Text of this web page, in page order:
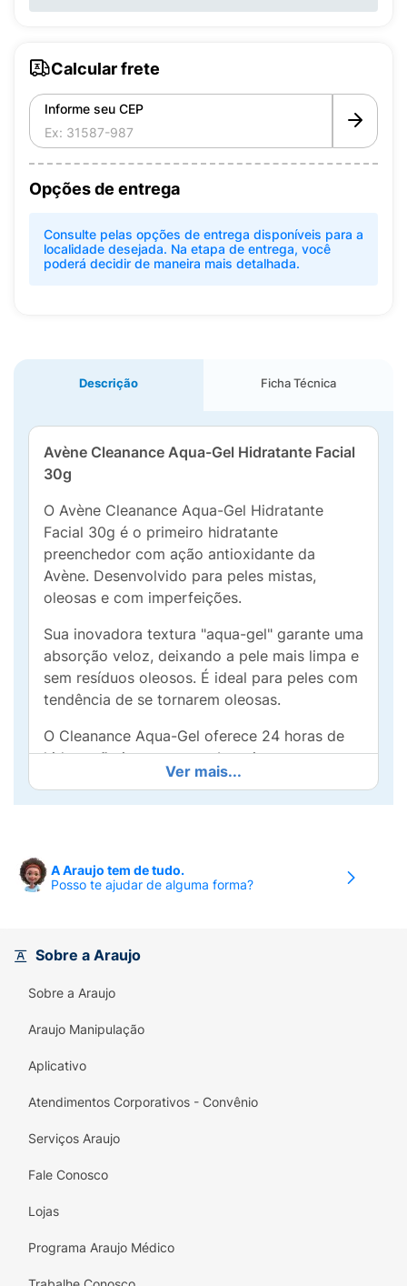
Calcular frete
Informe seu CEP
Opções de entrega
Consulte pelas opções de entrega disponíveis para a
localidade desejada. Na etapa de entrega, você
poderá decidir de maneira mais detalhada.
Descrição Ficha Técnica
Avène Cleanance Aqua-Gel Hidratante Facial
30g
O Avène Cleanance Aqua-Gel Hidratante
Facial 30g é o primeiro hidratante
preenchedor com ação antioxidante da
Avène. Desenvolvido para peles mistas,
oleosas e com imperfeições.
Sua inovadora textura "aqua-gel" garante uma
absorção veloz, deixando a pele mais limpa e
sem resíduos oleosos. É ideal para peles com
tendência de se tornarem oleosas.
O Cleanance Aqua-Gel oferece 24 horas de
hidratação intensa sem obstruir os poros,
garantindo mais leveza e conforto.
Enriquecido com a poderosa Água Termal
sensibilidade.
proporcionam benefícios antioxidantes,
reduzindo os poros da pele.
É a escolha perfeita para adolescentes e
adultos que lidam com peles sensíveis ou
dermatológicos que precisam de um
hidratante para pele oleosa.
Benefícios Principais
24 horas de hidratação
Reduz a aparência dos poros
Controla a oleosidade
76% da pele mais preenchida
Ver mais...
A Araujo tem de tudo.
Posso te ajudar de alguma forma?
Sobre a Araujo
Sobre a Araujo
Araujo Manipulação
Aplicativo
Atendimentos Corporativos - Convênio
Serviços Araujo
Fale Conosco
Lojas
Programa Araujo Médico